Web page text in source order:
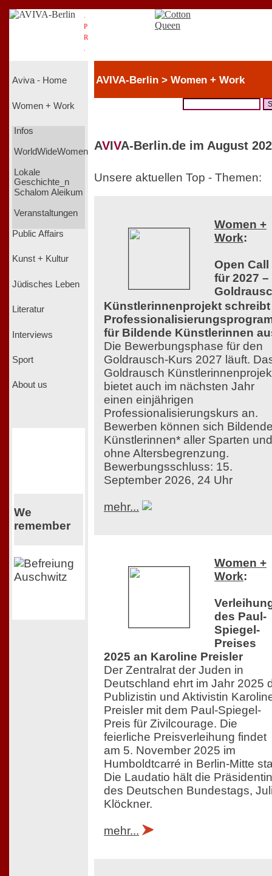
P
R
Aviva - Home
Women + Work
Infos
WorldWideWomen
Lokale
Geschichte_n
Schalom Aleikum
Veranstaltungen
Public Affairs
Kunst + Kultur
Jüdisches Leben
Literatur
Interviews
Sport
About us
We
remember
AVIVA-Berlin > Women + Work
AVIVA-Berlin.de im August
Unsere aktuellen Top - Themen:
Women +
Work:
Open Call
für 2027 –
Künstlerinnenprojekt schreibt
für Bildende Künstlerinnen
Die Bewerbungsphase für den
Goldrausch-Kurs 2027 läuft.
Goldrausch
bietet auch im nächsten Jahr
einen einjährigen
Professionalisierungskurs an.
Bewerben können sich
Künstlerinnen* aller Sparten und
ohne Altersbegrenzung.
Bewerbungsschluss: 15.
September 2026, 24 Uhr
mehr...
Women +
Work:
des Paul-
Spiegel-
Preises
2025 an Karoline Preisler
Der Zentralrat der Juden in
Deutschland ehrt im Jahr 2025
Publizistin und Aktivistin
Preisler mit dem Paul-Spiegel-
Preis für Zivilcourage. Die
feierliche Preisverleihung findet
am 5. November 2025 im
Humboldtcarré in Berlin-Mitte
Die Laudatio hält die Präsidentin
des Deutschen Bundestags,
Klöckner.
mehr...